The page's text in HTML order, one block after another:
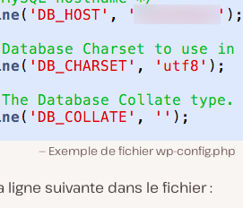
Exemple de fichier wp-config.php
ligne suivante dans le fichier :